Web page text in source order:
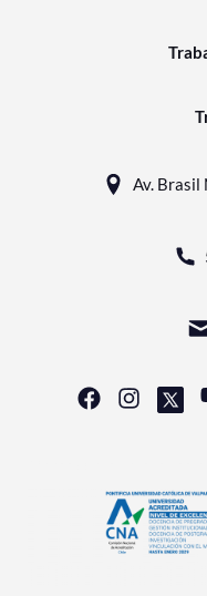
Av. Brasil